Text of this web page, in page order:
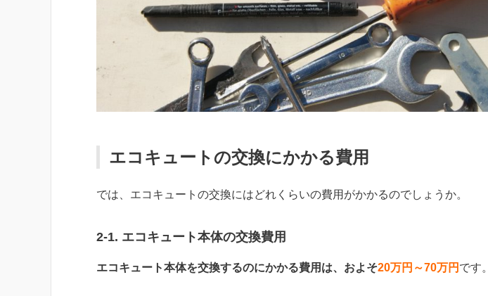
エコキュートの交換にかかる費用
では、エコキュートの交換にはどれくらいの費用がかかるのでしょうか。
2-1. エコキュート本体の交換費用
エコキュート本体を交換するのにかかる費用は、およそ20万円～70万円 です。